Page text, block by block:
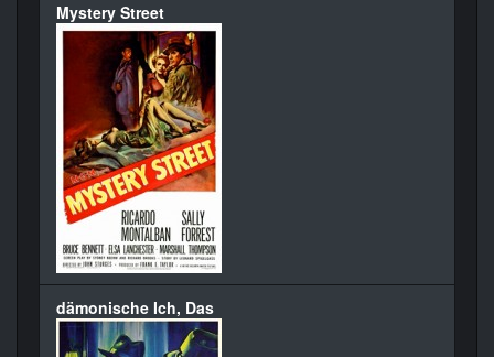
Mystery Street
dämonische Ich, Das